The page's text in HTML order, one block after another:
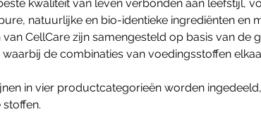
kwaliteit van leven verbonden aan leefstijl,
natuurlijke en bio-identieke ingrediënten
CellCare zijn samengesteld op basis van de
de combinaties van voedingsstoffen
in vier productcategorieën worden